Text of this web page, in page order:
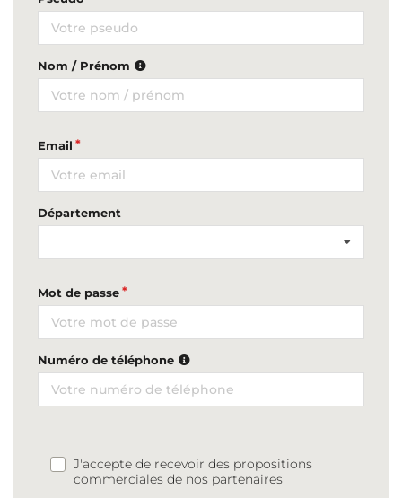
Nom / Prénom
Email
Département
Mot de passe
Numéro de téléphone
J'accepte de recevoir des propositions
commerciales de nos partenaires